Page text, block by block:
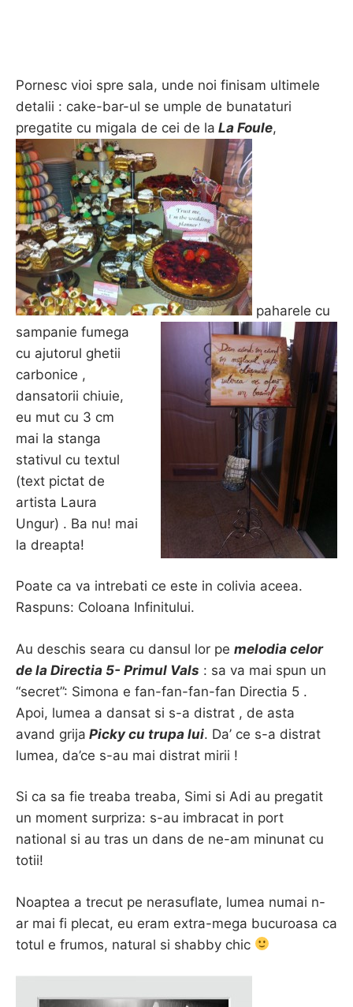
Pornesc vioi spre sala, unde noi finisam ultimele
detalii : cake-bar-ul se umple de bunataturi
pregatite cu migala de cei de la La Foule,
paharele cu
sampanie fumega
cu ajutorul ghetii
carbonice ,
dansatorii chiuie,
eu mut cu 3 cm
mai la stanga
stativul cu textul
(text pictat de
artista Laura
Ungur) . Ba nu! mai
la dreapta!
Poate ca va intrebati ce este in colivia aceea.
Raspuns: Coloana Infinitului.
Au deschis seara cu dansul lor pe melodia celor
de la Directia 5- Primul Vals : sa va mai spun un
“secret”: Simona e fan-fan-fan-fan Directia 5 .
Apoi, lumea a dansat si s-a distrat , de asta
avand grija Picky cu trupa lui. Da’ ce s-a distrat
lumea, da’ce s-au mai distrat mirii !
Si ca sa fie treaba treaba, Simi si Adi au pregatit
un moment surpriza: s-au imbracat in port
national si au tras un dans de ne-am minunat cu
totii!
Noaptea a trecut pe nerasuflate, lumea numai n-
ar mai fi plecat, eu eram extra-mega bucuroasa ca
totul e frumos, natural si shabby chic